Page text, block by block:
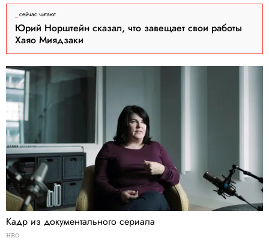
сейчас читают
Юрий Норштейн сказал, что завещает свои работы
Хаяо Миядзаки
Кадр из документального сериала
HBO